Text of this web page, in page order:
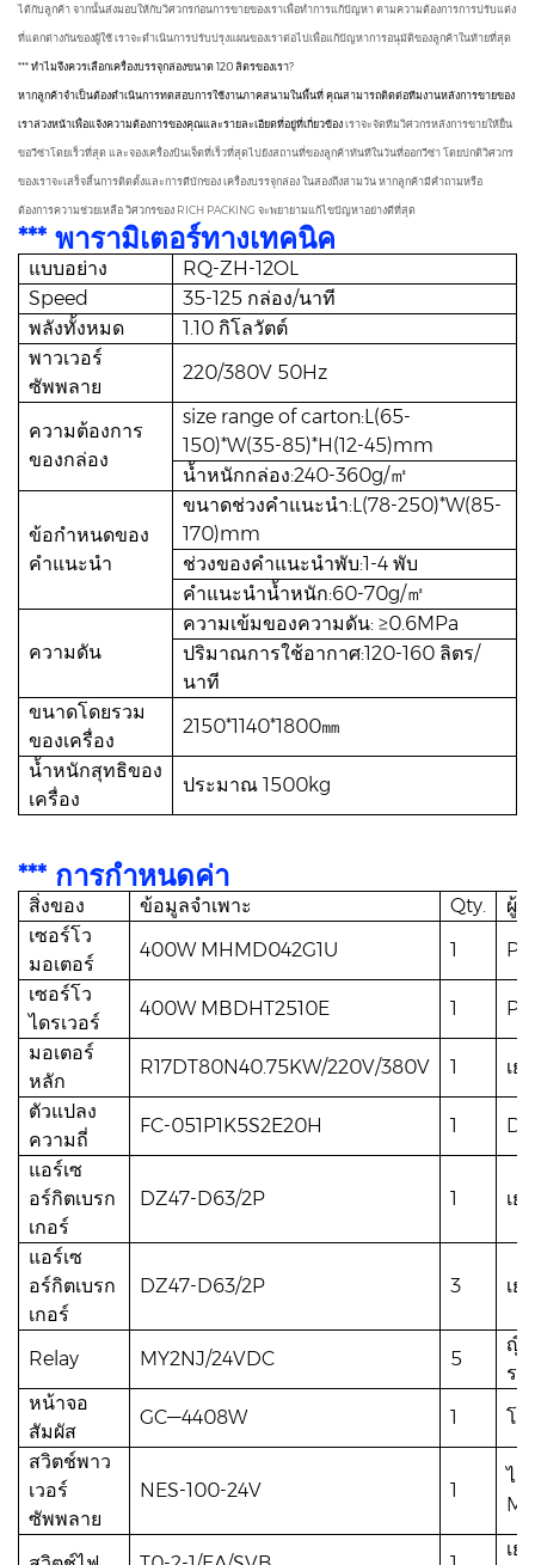
ได้กับลูกค้า จากนั้นส่งมอบให้กับวิศวกรก่อนการขายของเราเพื่อทำการแก้ปัญหาตามความต้องการการปรับแต่ง
ที่แตกต่างกันของผู้ใช้ เราจะดำเนินการปรับปรุงแผนของเราต่อไปเพื่อแก้ปัญหาการอนุมัติของลูกค้าในท้ายที่สุด
*** ทำไมจึงควรเลือกเครื่องบรรจุกล่องขนาด 120 ลิตรของเรา?
หากลูกค้าจำเป็นต้องดำเนินการทดสอบการใช้งานภาคสนามในพื้นที่ คุณสามารถติดต่อทีมงานหลังการขายของ
เราล่วงหน้าเพื่อแจ้งความต้องการของคุณและรายละเอียดที่อยู่ที่เกี่ยวข้องเราจะจัดทีมวิศวกรหลังการขายให้ยื่น
ขอวีซ่าโดยเร็วที่สุด และจองเครื่องบินเจ็ตที่เร็วที่สุดไปยังสถานที่ของลูกค้าทันทีในวันที่ออกวีซ่าโดยปกติวิศวกร
ของเราจะเสร็จสิ้นการติดตั้งและการดีบักของเครื่องบรรจุกล่องในสองถึงสามวันหากลูกค้ามีคำถามหรือ
ต้องการความช่วยเหลือ วิศวกรของ RICH PACKING จะพยายามแก้ไขปัญหาอย่างดีที่สุด
*** พารามิเตอร์ทางเทคนิค
แบบอย่าง
RQ-ZH-12OL
Speed
35-125 กล่อง/นาที
พลังทั้งหมด
1.10 กิโลวัตต์
พาวเวอร์
ซัพพลาย
220/380V 50Hz
ความต้องการ
ของกล่อง
size range of carton:L(65-
150)*W(35-85)*H(12-45)mm
น้ำหนักกล่อง:240-360g/㎡
ข้อกำหนดของ
คำแนะนำ
ขนาดช่วงคำแนะนำ:L(78-250)*W(85-
170)mm
ช่วงของคำแนะนำพับ:1-4 พับ
คำแนะนำน้ำหนัก:60-70g/㎡
ความดัน
ความเข้มของความดัน: ≥0.6MPa
ปริมาณการใช้อากาศ:120-160 ลิตร/
นาที
ขนาดโดยรวม
ของเครื่อง
2150*1140*1800㎜
น้ำหนักสุทธิของ
เครื่อง
ประมาณ 1500kg
*** การกำหนดค่า
สิ่งของ ข้อมูลจำเพาะ Qty.
ผู้ผ
เซอร์โว
มอเตอร์
400W MHMD042G1U 1
เซอร์โว
ไดรเวอร์
400W MBDHT2510E 1
มอเตอร์
หลัก
R17DT80N40.75KW/220V/380V 1
เย
ตัวแปลง
ความถี่
FC-051P1K5S2E20H 1
แอร์เซ
อร์กิตเบรก
เกอร์
DZ47-D63/2P 1 เย
แอร์เซ
อร์กิตเบรก
เกอร์
DZ47-D63/2P 3 เย
Relay MY2NJ/24VDC 5
ญี่
รอ
หน้าจอ
สัมผัส
GC—4408W 1
โพ
สวิตช์พาว
เวอร์
ซัพพลาย
NES-100-24V 1
ไต้
เย